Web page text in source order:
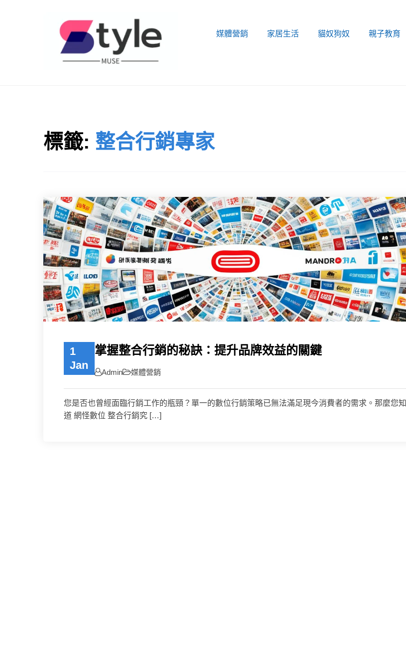
媒體營銷 家居生活 貓奴狗奴 親子教育
標籤: 整合行銷專家
1
Jan
掌握整合行銷的秘訣：提升品牌效益的關鍵
Admin 媒體營銷
您是否也曾經面臨行銷工作的瓶頸？單一的數位行銷策略已無法滿足現今消費者的需求。那麼您知
道 網怪數位 整合行銷究 […]